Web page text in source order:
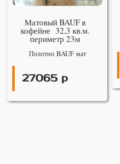
Матовый BAUF в
кофейне 32,3 кв.м.
периметр 23м
Полотно BAUF мат
27065 р